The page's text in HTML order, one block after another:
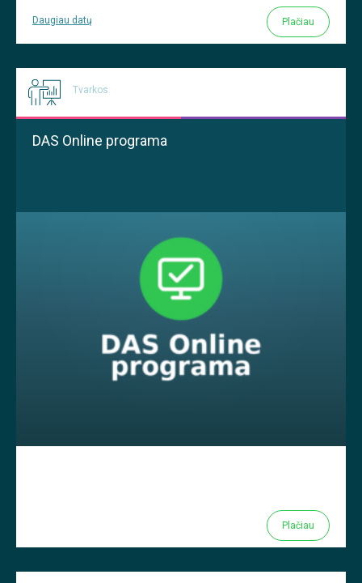
Daugiau datų Plačiau
Tvarkos
DAS Online programa
Plačiau